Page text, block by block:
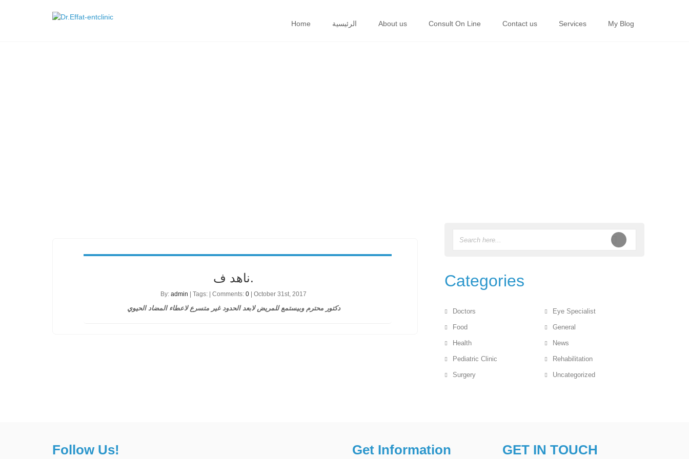
Home الرئيسية About us Consult On Line Contact us Services My Blog
ناهد ف.
By:admin | Tags: | Comments:0 | October 31st, 2017
دكتور محترم وبيستمع للمريض لابعد الحدود غير متسرع لاعطاء المضاد الحيوي
Categories
Doctors Eye Specialist
Food General
Health News
Pediatric Clinic Rehabilitation
Surgery Uncategorized
Follow Us! Get Information GET IN TOUCH